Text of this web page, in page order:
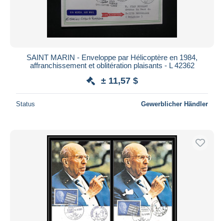
Endet in
Preis
Kostenloser Versand
Zahlungsmethoden
PayPal
Banküberweisung
Visa
Mastercard
SAINT MARIN - Enveloppe par Hélicoptère en 1984,
affranchissement et oblitération plaisants - L 42362
± 11,57 $
Status Gewerblicher Händler